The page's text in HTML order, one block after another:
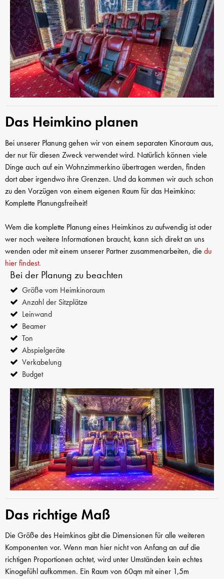
Das Heimkino planen
Bei unserer Planung gehen wir von einem separaten Kinoraum aus,
der nur für diesen Zweck verwendet wird. Natürlich können viele
Dinge auch auf ein Wohnzimmerkino übertragen werden, finden
dort aber irgendwo ihre Grenzen. Und da kommen wir auch schon
zu den Vorzügen von einem eigenen Raum für das Heimkino:
Komplette Planungsfreiheit!
Wem die komplette Planung eines Heimkinos zu aufwendig ist oder
wer noch weitere Informationen braucht, kann sich direkt an uns
wenden oder mit einem unserer Partner zusammenarbeiten, die du
hier findest.
Bei der Planung zu beachten
Größe vom Heimkinoraum
Anzahl der Sitzplätze
Leinwand
Beamer
Ton
Abspielgeräte
Verkabelung
Budget
Das richtige Maß
Die Größe des Heimkinos gibt die Dimensionen für alle weiteren
Komponenten vor. Wenn man hier nicht von Anfang an auf die
richtigen Proportionen achtet, wird unter Umständen kein echtes
Kinogefühl aufkommen. Ein Raum von 60qm mit einer 1,5m